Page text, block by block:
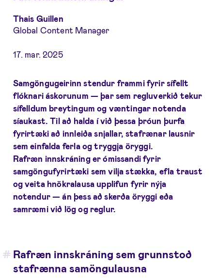
Thais Guillen
Global Content Manager
17. mar. 2025
Samgöngugeirinn stendur frammi fyrir sífellt
flóknari áskorunum — þar sem regluverkið tekur
sífelldum breytingum og væntingar notenda
síaukast. Til að halda í við þessa þróun þurfa
fyrirtæki að innleiða snjallar, stafrænar lausnir
sem einfalda ferla og tryggja öryggi.
Rafræn innskráning er ómissandi fyrir
samgöngufyrirtæki sem vilja stækka, efla traust
og veita hnökralausa upplifun fyrir nýja
notendur — án þess að skerða öryggi eða
samræmi við lög og reglur.
Rafræn innskráning sem grunnstoð
stafrænna samöngulausna